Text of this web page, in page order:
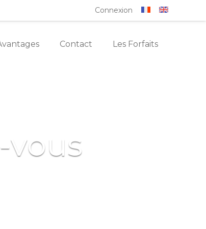
Connexion
Contact Les Forfaits